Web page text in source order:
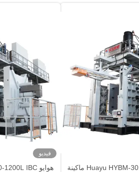
Huayu HYBM-3012 800-1200L IBC ماكينة
فيديو